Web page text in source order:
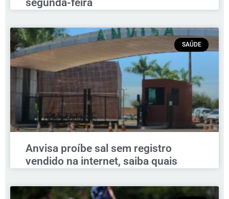
segunda-feira
SAÚDE
Anvisa proíbe sal sem registro
vendido na internet, saiba quais